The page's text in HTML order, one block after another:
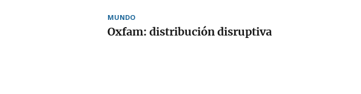
MUNDO
Oxfam: distribución disruptiva